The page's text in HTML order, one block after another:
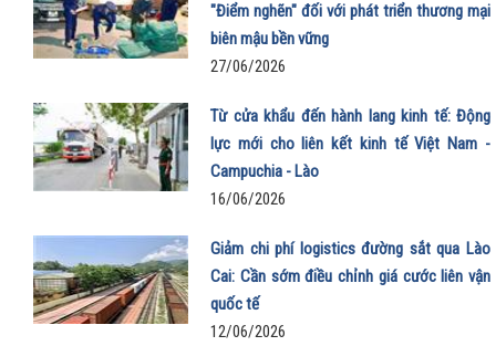
"Điểm nghẽn" đối với phát triển thương mại
biên mậu bền vững
27/06/2026
Từ cửa khẩu đến hành lang kinh tế: Động
lực mới cho liên kết kinh tế Việt Nam -
Campuchia - Lào
16/06/2026
Giảm chi phí logistics đường sắt qua Lào
Cai: Cần sớm điều chỉnh giá cước liên vận
quốc tế
12/06/2026